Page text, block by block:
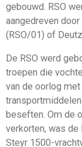
gebouwd. RSO
aangedreven
(RSO/01) of
De RSO werd
troepen die
van de oorlog
beseften. Om de
verkorten, was
Steyr 1500-